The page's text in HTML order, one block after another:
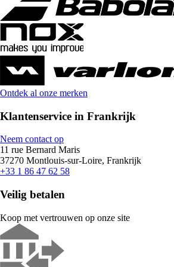
Ontdek al onze merken
Klantenservice in Frankrijk
Neem contact op
11 rue Bernard Maris
37270 Montlouis-sur-Loire, Frankrijk
+33 1 86 47 62 58
Veilig betalen
Koop met vertrouwen op onze site